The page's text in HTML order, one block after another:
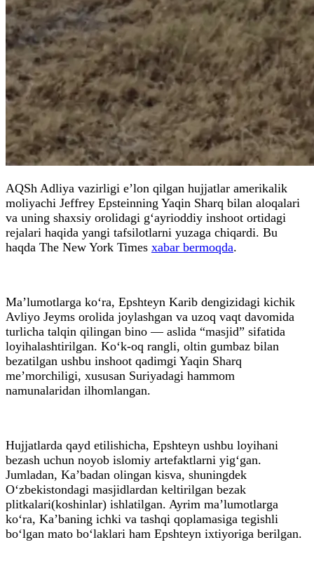
AQSh Adliya vazirligi e’lon qilgan hujjatlar amerikalik
moliyachi Jeffrey Epsteinning Yaqin Sharq bilan aloqalari
va uning shaxsiy orolidagi g‘ayrioddiy inshoot ortidagi
rejalari haqida yangi tafsilotlarni yuzaga chiqardi. Bu
haqda The New York Times xabar bermoqda.
Ma’lumotlarga ko‘ra, Epshteyn Karib dengizidagi kichik
Avliyo Jeyms orolida joylashgan va uzoq vaqt davomida
turlicha talqin qilingan bino — aslida “masjid” sifatida
loyihalashtirilgan. Ko‘k-oq rangli, oltin gumbaz bilan
bezatilgan ushbu inshoot qadimgi Yaqin Sharq
me’morchiligi, xususan Suriyadagi hammom
namunalaridan ilhomlangan.
Hujjatlarda qayd etilishicha, Epshteyn ushbu loyihani
bezash uchun noyob islomiy artefaktlarni yig‘gan.
Jumladan, Ka’badan olingan kisva, shuningdek
O‘zbekistondagi masjidlardan keltirilgan bezak
plitkalari(koshinlar) ishlatilgan. Ayrim ma’lumotlarga
ko‘ra, Ka’baning ichki va tashqi qoplamasiga tegishli
bo‘lgan mato bo‘laklari ham Epshteyn ixtiyoriga berilgan.